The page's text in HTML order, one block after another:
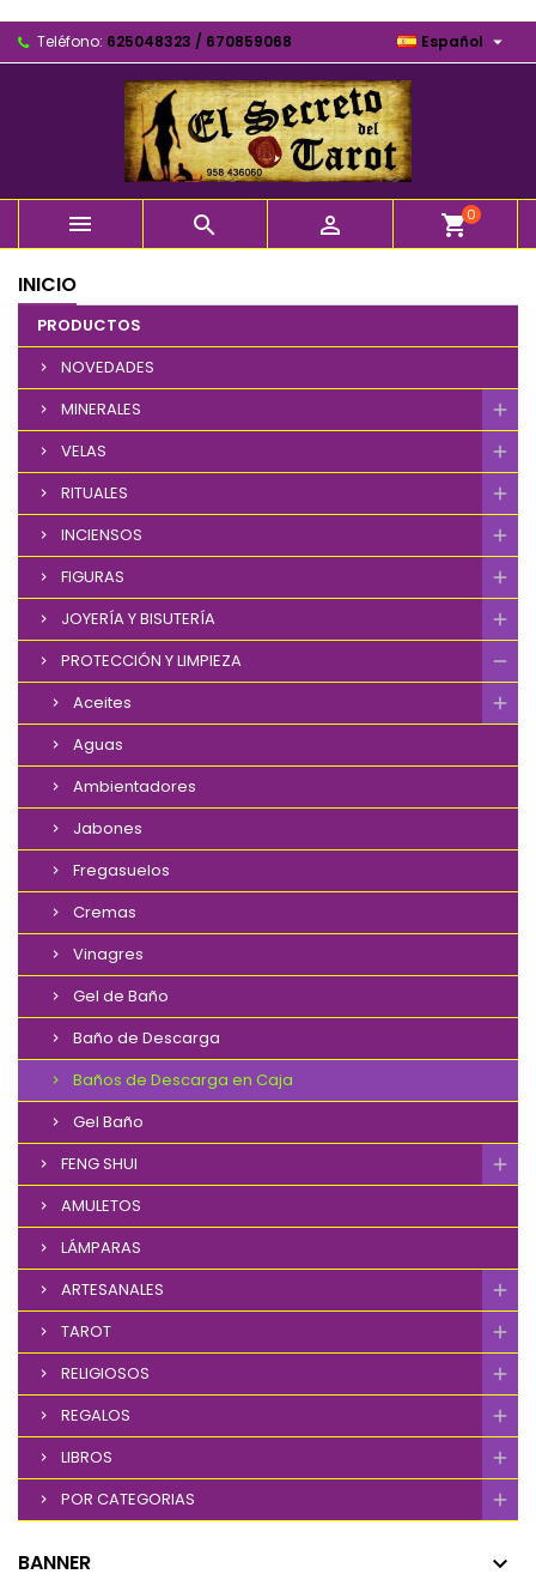
Teléfono: 625048323 / 670859068 Español 
   shopping_cart0
INICIO
PRODUCTOS
NOVEDADES
MINERALES
VELAS
RITUALES
INCIENSOS
FIGURAS
JOYERÍA Y BISUTERÍA
PROTECCIÓN Y LIMPIEZA
Aceites
Aguas
Ambientadores
Jabones
Fregasuelos
Cremas
Vinagres
Gel de Baño
Baño de Descarga
Baños de Descarga en Caja
Gel Baño
FENG SHUI
AMULETOS
LÁMPARAS
ARTESANALES
TAROT
RELIGIOSOS
REGALOS
LIBROS
POR CATEGORIAS
BANNER